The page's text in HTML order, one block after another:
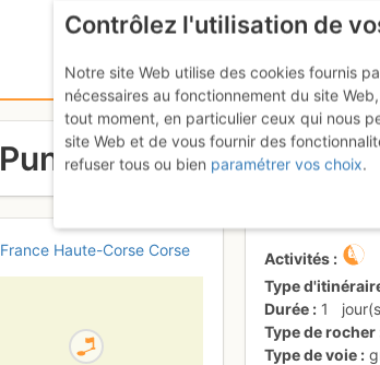
Punta Spenicazzia :
France Haute-Corse Corse
Activités
Type
Durée
1
Type de rocher
Type de voie
Contrôlez l'utilisation de
Notre site Web utilise des cookies fournis
nécessaires au fonctionnement du site
tout moment, en particulier ceux qui nous
site Web et de vous fournir des
refuser tous ou bien paramétrer vos choix.